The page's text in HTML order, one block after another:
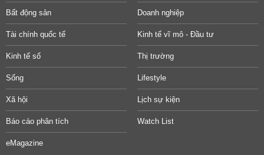
Bất động sản Doanh nghiệp
Tài chính quốc tế Kinh tế vĩ mô - Đầu tư
Kinh tế số Thị trường
Sống Lifestyle
Xã hội Lịch sự kiện
Báo cáo phân tích Watch List
eMagazine